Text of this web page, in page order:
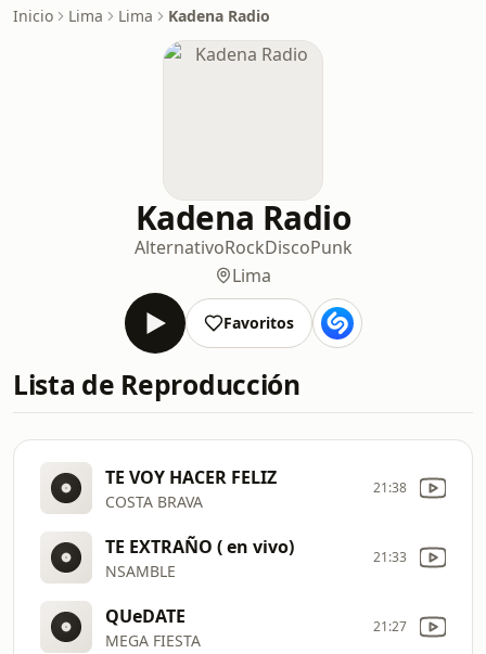
Inicio Lima Lima Kadena Radio
Kadena Radio
AlternativoRockDiscoPunk
Lima
Favoritos
Lista de Reproducción
TE VOY HACER FELIZ
COSTA BRAVA
21:38
TE EXTRAÑO ( en vivo)
NSAMBLE
21:33
QUeDATE
MEGA FIESTA
21:27